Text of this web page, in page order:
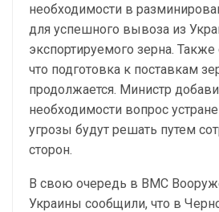
необходимости в
для успешного вывоза из
экспортируемого зерна.
что подготовка к поставкам
продолжается. Министр
необходимости вопрос
угрозы будут решать путем
сторон.
В свою очередь в ВМС
Украины сообщили, что в